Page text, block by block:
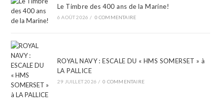
Le Timbre des 400 ans de la Marine!
6 AOÛT 2026 / 0 COMMENTAIRE
ROYAL NAVY : ESCALE DU « HMS SOMERSET » à
LA PALLICE
29 JUILLET 2026 / 0 COMMENTAIRE